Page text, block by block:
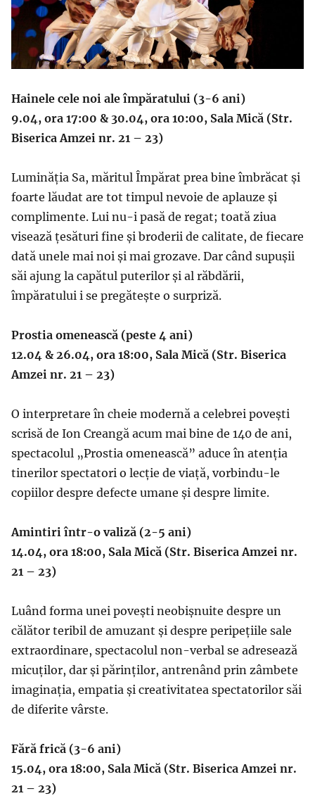
Hainele cele noi ale împăratului (3-6 ani)
9.04, ora 17:00 & 30.04, ora 10:00, Sala Mică (Str.
Biserica Amzei nr. 21 – 23)
Luminăția Sa, măritul Împărat prea bine îmbrăcat și
foarte lăudat are tot timpul nevoie de aplauze și
complimente. Lui nu-i pasă de regat; toată ziua
visează țesături fine și broderii de calitate, de fiecare
dată unele mai noi și mai grozave. Dar când supușii
săi ajung la capătul puterilor și al răbdării,
împăratului i se pregătește o surpriză.
Prostia omenească (peste 4 ani)
12.04 & 26.04, ora 18:00, Sala Mică (Str. Biserica
Amzei nr. 21 – 23)
O interpretare în cheie modernă a celebrei povești
scrisă de Ion Creangă acum mai bine de 140 de ani,
spectacolul „Prostia omenească” aduce în atenția
tinerilor spectatori o lecție de viață, vorbindu-le
copiilor despre defecte umane și despre limite.
Amintiri într-o valiză (2-5 ani)
14.04, ora 18:00, Sala Mică (Str. Biserica Amzei nr.
21 – 23)
Luând forma unei povești neobișnuite despre un
călător teribil de amuzant și despre peripețiile sale
extraordinare, spectacolul non-verbal se adresează
micuților, dar și părinților, antrenând prin zâmbete
imaginația, empatia și creativitatea spectatorilor săi
de diferite vârste.
Fără frică (3-6 ani)
15.04, ora 18:00, Sala Mică (Str. Biserica Amzei nr.
21 – 23)